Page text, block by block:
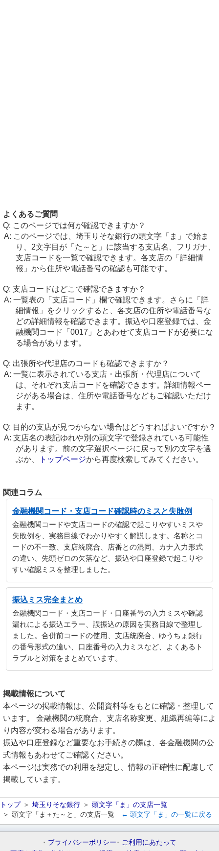
よくあるご質問
このページでは何が確認できますか？
このページでは、埼玉りそな銀行の頭文字「ま」で始ま
り、2文字目が「た～と」に該当する支店名、フリガナ、
支店コードを一覧で確認できます。各支店の「詳細情
報」から住所や電話番号の確認も可能です。
支店コードはどこで確認できますか？
一覧表の「支店コード」欄で確認できます。さらに「詳
細情報」をクリックすると、各支店の住所や電話番号な
どの詳細情報を確認できます。振込や口座登録では、金
融機関コード「0017」とあわせて支店コードが必要にな
る場合があります。
出張所や代理店のコードも確認できますか？
一覧に表示されている支店・出張所・代理店について
は、それぞれ支店コードを確認できます。詳細情報ペー
ジがある場合は、住所や電話番号などもご確認いただけ
ます。
目的の支店が見つからない場合はどうすればよいですか？
支店名の表記ゆれや別の頭文字で登録されている可能性
があります。前の文字選択ページに戻って別の文字を選
ぶか、
トップページから再度検索してみてください。
関連コラム
金融機関コード・支店コード確認時のミスと失敗例
金融機関コードや支店コードの確認で起こりやすいミスや
失敗例を、実務目線でわかりやすく解説します。名称とコ
ードの不一致、支店統廃合、店番との混同、カナ入力形式
の違い、先頭ゼロの欠落など、振込や口座登録で起こりや
すい確認ミスを整理しました。
振込ミス完全まとめ
金融機関コード・支店コード・口座番号の入力ミスや確認
漏れによる振込エラー、誤振込の原因を実務目線で整理し
ました。合併前コードの使用、支店統廃合、ゆうちょ銀行
の番号形式の違い、口座番号の入力ミスなど、よくあるト
ラブルと対策をまとめています。
掲載情報について
本ページの掲載情報は、公開資料等をもとに確認・整理して
います。 金融機関の統廃合、支店名称変更、組織再編等によ
り内容が変わる場合があります。
振込や口座登録など重要なお手続きの際は、各金融機関の公
式情報もあわせてご確認ください。
本ページは実務での利用を想定し、情報の正確性に配慮して
掲載しています。
トップ 埼玉りそな銀行
頭文字「ま」の支店一覧
頭文字「ま＋た～と」の支店一覧
← 頭文字「ま」の一覧に戻る
プライバシーポリシー
ご利用にあたって